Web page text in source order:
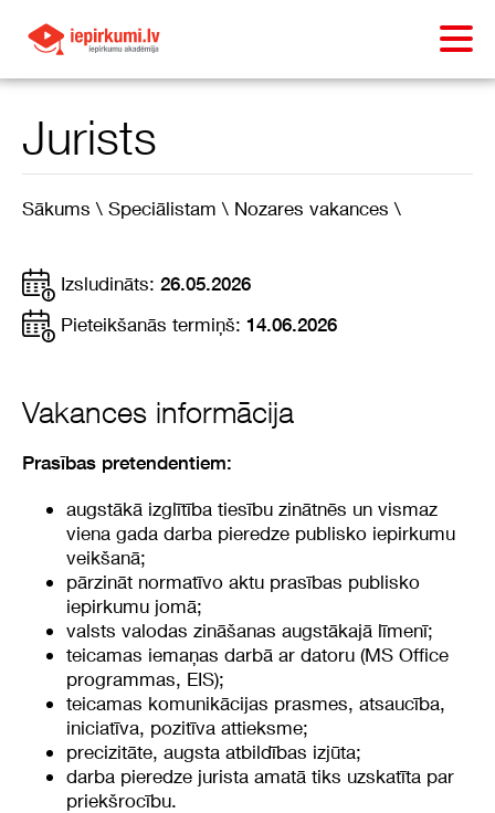
Jurists
Sākums \ Speciālistam \ Nozares vakances \
Izsludināts: 26.05.2026
Pieteikšanās termiņš: 14.06.2026
Vakances informācija
Prasības pretendentiem:
augstākā izglītība tiesību zinātnēs un vismaz
viena gada darba pieredze publisko iepirkumu
veikšanā;
pārzināt normatīvo aktu prasības publisko
iepirkumu jomā;
valsts valodas zināšanas augstākajā līmenī;
teicamas iemaņas darbā ar datoru (MS Office
programmas, EIS);
teicamas komunikācijas prasmes, atsaucība,
iniciatīva, pozitīva attieksme;
precizitāte, augsta atbildības izjūta;
darba pieredze jurista amatā tiks uzskatīta par
priekšrocību.